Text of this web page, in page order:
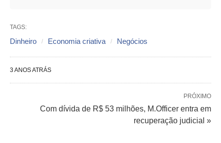
TAGS:
Dinheiro Economia criativa Negócios
3 ANOS ATRÁS
PRÓXIMO
Com dívida de R$ 53 milhões, M.Officer entra em
recuperação judicial »